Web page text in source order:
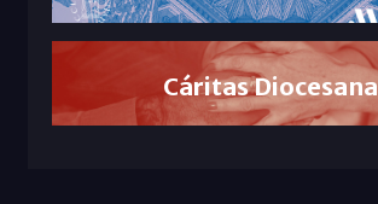
Cáritas Diocesana